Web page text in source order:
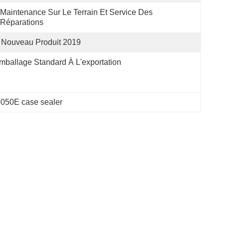
Maintenance Sur Le Terrain Et Service Des
Réparations
Nouveau Produit 2019
Standard À L'exportation
case sealer